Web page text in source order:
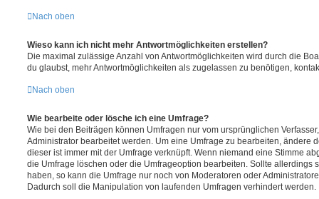
Nach oben
Wieso kann ich nicht mehr Antwortmöglichkeiten erstellen?
Die maximal zulässige Anzahl von Antwortmöglichkeiten wird durch die
du glaubst, mehr Antwortmöglichkeiten als zugelassen zu benötigen,
Nach oben
Wie bearbeite oder lösche ich eine Umfrage?
Wie bei den Beiträgen können Umfragen nur vom ursprünglichen
Administrator bearbeitet werden. Um eine Umfrage zu bearbeiten, ändere
dieser ist immer mit der Umfrage verknüpft. Wenn niemand eine Stimme
die Umfrage löschen oder die Umfrageoption bearbeiten. Sollte allerdings
haben, so kann die Umfrage nur noch von Moderatoren oder
Dadurch soll die Manipulation von laufenden Umfragen verhindert werden.